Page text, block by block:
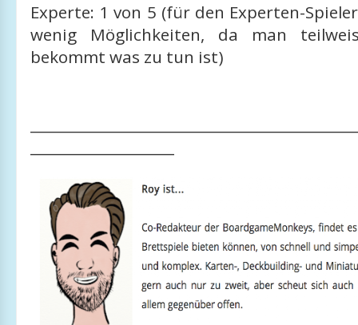
Experte: 1 von 5 (für den Experten-
wenig Möglichkeiten, da man
bekommt was zu tun ist)